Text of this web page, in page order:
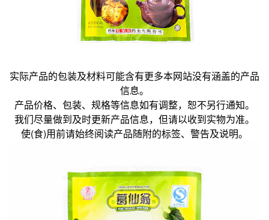
实际产品的包装及材料可能含有更多本网站没有涵盖的产品
信息。
产品价格、包装、规格等信息如有调整，恕不另行通知。
我们尽量做到及时更新产品信息，但请以收到实物为准。
使(食)用前请始终阅读产品随附的标签、警告及说明。